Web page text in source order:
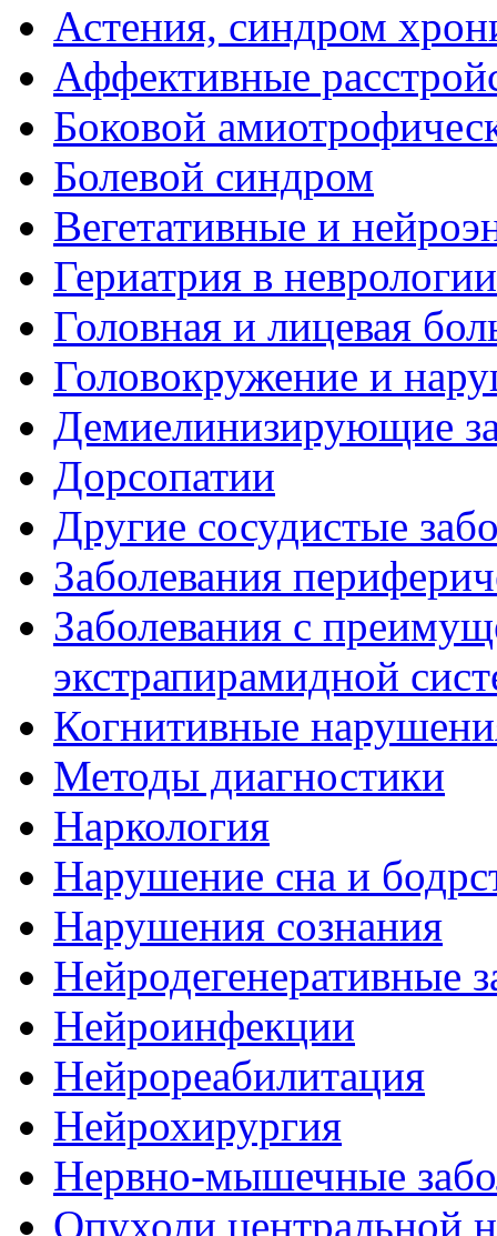
Астения, синдром
Аффективные
Боковой
Болевой синдром
Вегетативные и
Гериатрия в неврологии
Головная и лицевая
Головокружение и
Демиелинизирующие
Дорсопатии
Другие сосудистые
Заболевания
Заболевания с
экстрапирамидной
Когнитивные
Методы диагностики
Наркология
Нарушение сна и
Нарушения сознания
Нейродегенеративные
Нейроинфекции
Нейрореабилитация
Нейрохирургия
Нервно-мышечные
Опухоли центральной